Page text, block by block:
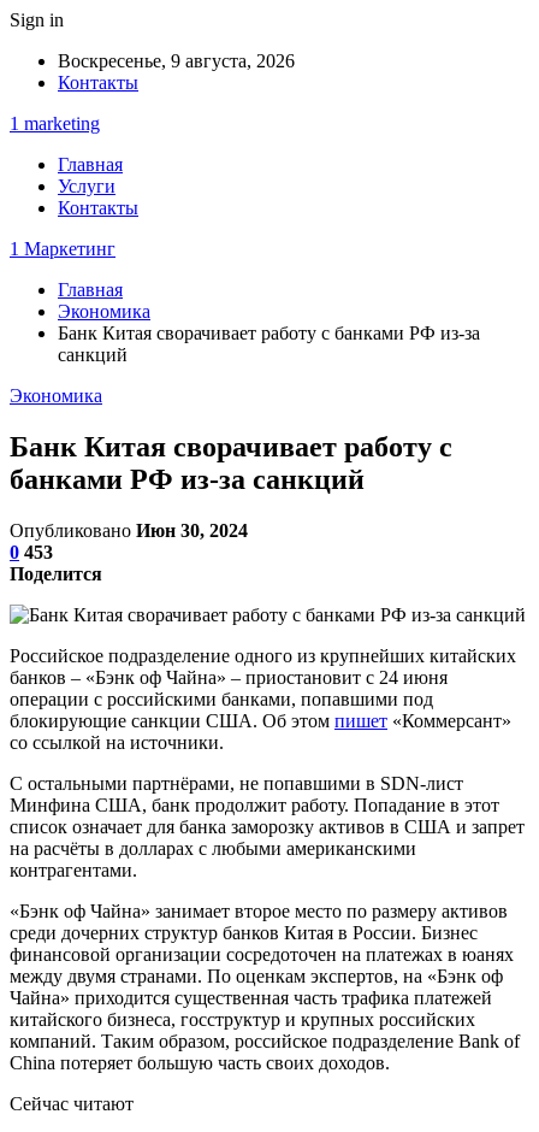
Sign in
Воскресенье, 9 августа, 2026
Контакты
1 marketing
Главная
Услуги
Контакты
1 Маркетинг
Главная
Экономика
Банк Китая сворачивает работу с банками РФ из-за
санкций
Экономика
Банк Китая сворачивает работу с
банками РФ из-за санкций
Опубликовано Июн 30, 2024
0 453
Поделится
Российское подразделение одного из крупнейших китайских
банков – «Бэнк оф Чайна» – приостановит с 24 июня
операции с российскими банками, попавшими под
блокирующие санкции США. Об этом пишет «Коммерсант»
со ссылкой на источники.
С остальными партнёрами, не попавшими в SDN-лист
Минфина США, банк продолжит работу. Попадание в этот
список означает для банка заморозку активов в США и запрет
на расчёты в долларах с любыми американскими
контрагентами.
«Бэнк оф Чайна» занимает второе место по размеру активов
среди дочерних структур банков Китая в России. Бизнес
финансовой организации сосредоточен на платежах в юанях
между двумя странами. По оценкам экспертов, на «Бэнк оф
Чайна» приходится существенная часть трафика платежей
китайского бизнеса, госструктур и крупных российских
компаний. Таким образом, российское подразделение Bank of
China потеряет большую часть своих доходов.
Сейчас читают